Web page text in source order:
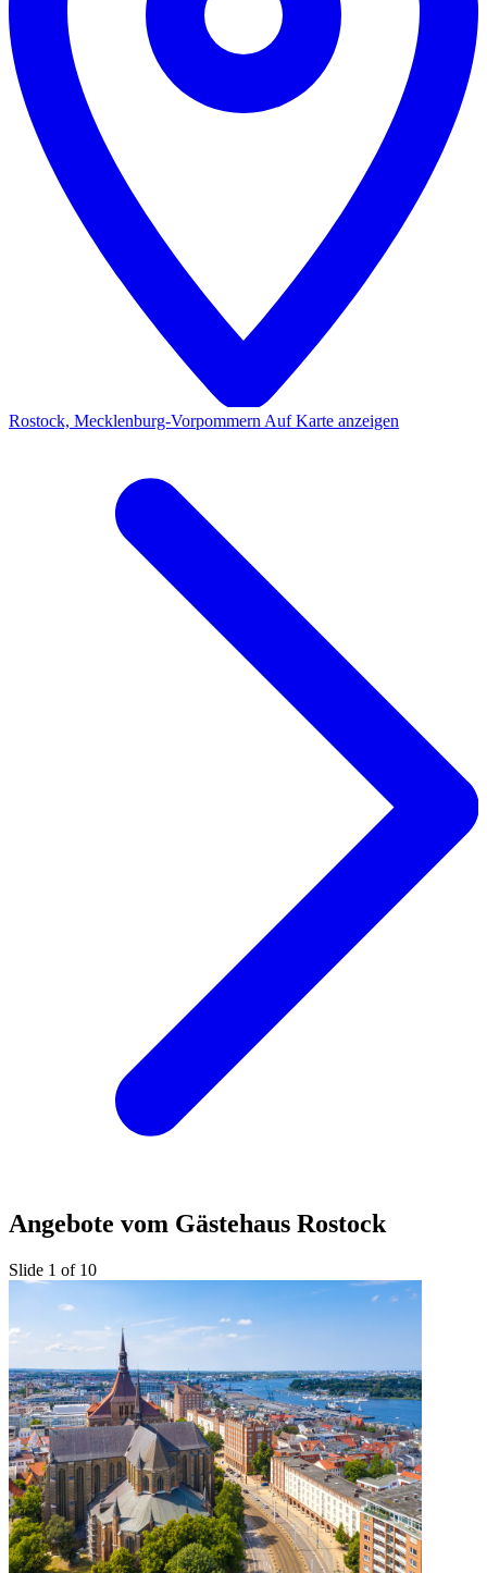
Rostock, Mecklenburg-Vorpommern Auf Karte anzeigen
Angebote vom Gästehaus Rostock
Slide 1 of 10